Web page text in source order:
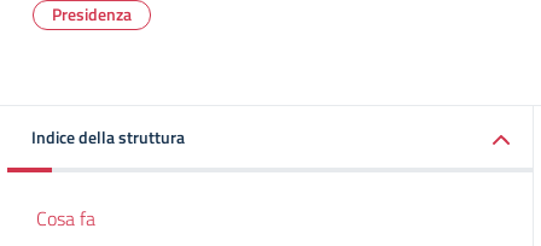
Presidenza
Indice della struttura
Cosa fa